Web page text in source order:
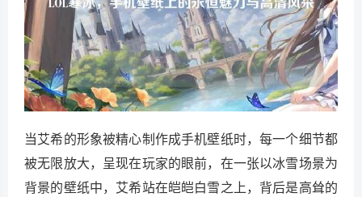
当艾希的形象被精心制作成手机壁纸时，每一个细节都
被无限放大，呈现在玩家的眼前，在一张以冰雪场景为
背景的壁纸中，艾希站在皑皑白雪之上，背后是高耸的